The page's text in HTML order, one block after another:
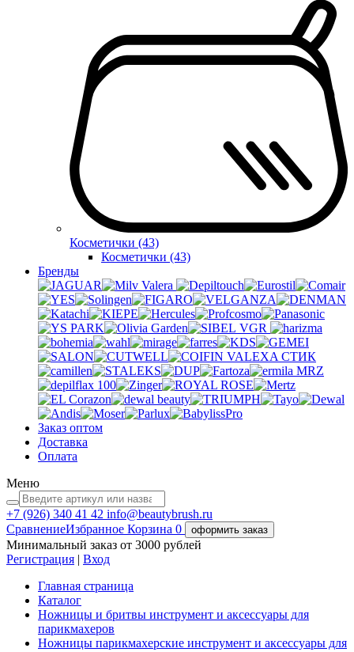
Косметички (43)
Косметички (43)
Бренды
Valera
VGR
VALEXA СТИК
MRZ
Заказ оптом
Доставка
Оплата
Меню
+7 (926) 340 41 42 info@beautybrush.ru
СравнениеИзбранное Корзина 0 оформить заказ
Минимальный заказ от 3000 рублей
Регистрация | Вход
Главная страница
Каталог
Ножницы и бритвы инструмент и аксессуары для
парикмахеров
Ножницы парикмахерские инструмент и аксессуары для